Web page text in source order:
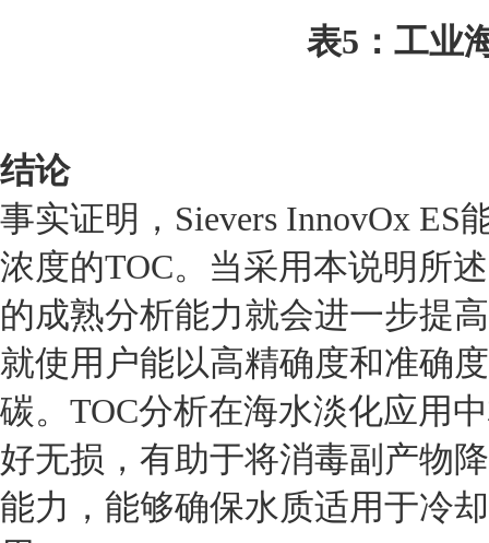
表5：工业
结论
事实证明，Sievers InnovOx
浓度的TOC。当采用本说明所
的成熟分析能力就会进一步提
就使用户能以高精确度和准确
碳。TOC分析在海水淡化应用
好无损，有助于将消毒副产物
能力，能够确保水质适用于冷